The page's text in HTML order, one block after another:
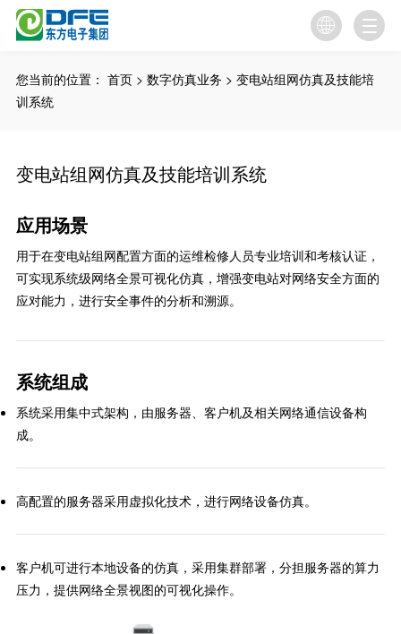

您当前的位置： 首页 > 数字仿真业务 > 变电站组网仿真及技能培
训系统
变电站组网仿真及技能培训系统
应用场景
用于在变电站组网配置方面的运维检修人员专业培训和考核认证，
可实现系统级网络全景可视化仿真，增强变电站对网络安全方面的
应对能力，进行安全事件的分析和溯源。
系统组成
系统采用集中式架构，由服务器、客户机及相关网络通信设备构
成。
高配置的服务器采用虚拟化技术，进行网络设备仿真。
客户机可进行本地设备的仿真，采用集群部署，分担服务器的算力
压力，提供网络全景视图的可视化操作。